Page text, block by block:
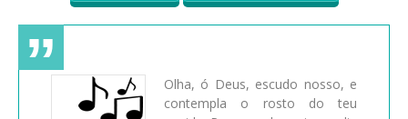
Olha, ó Deus, escudo nosso, e
contempla o rosto do teu